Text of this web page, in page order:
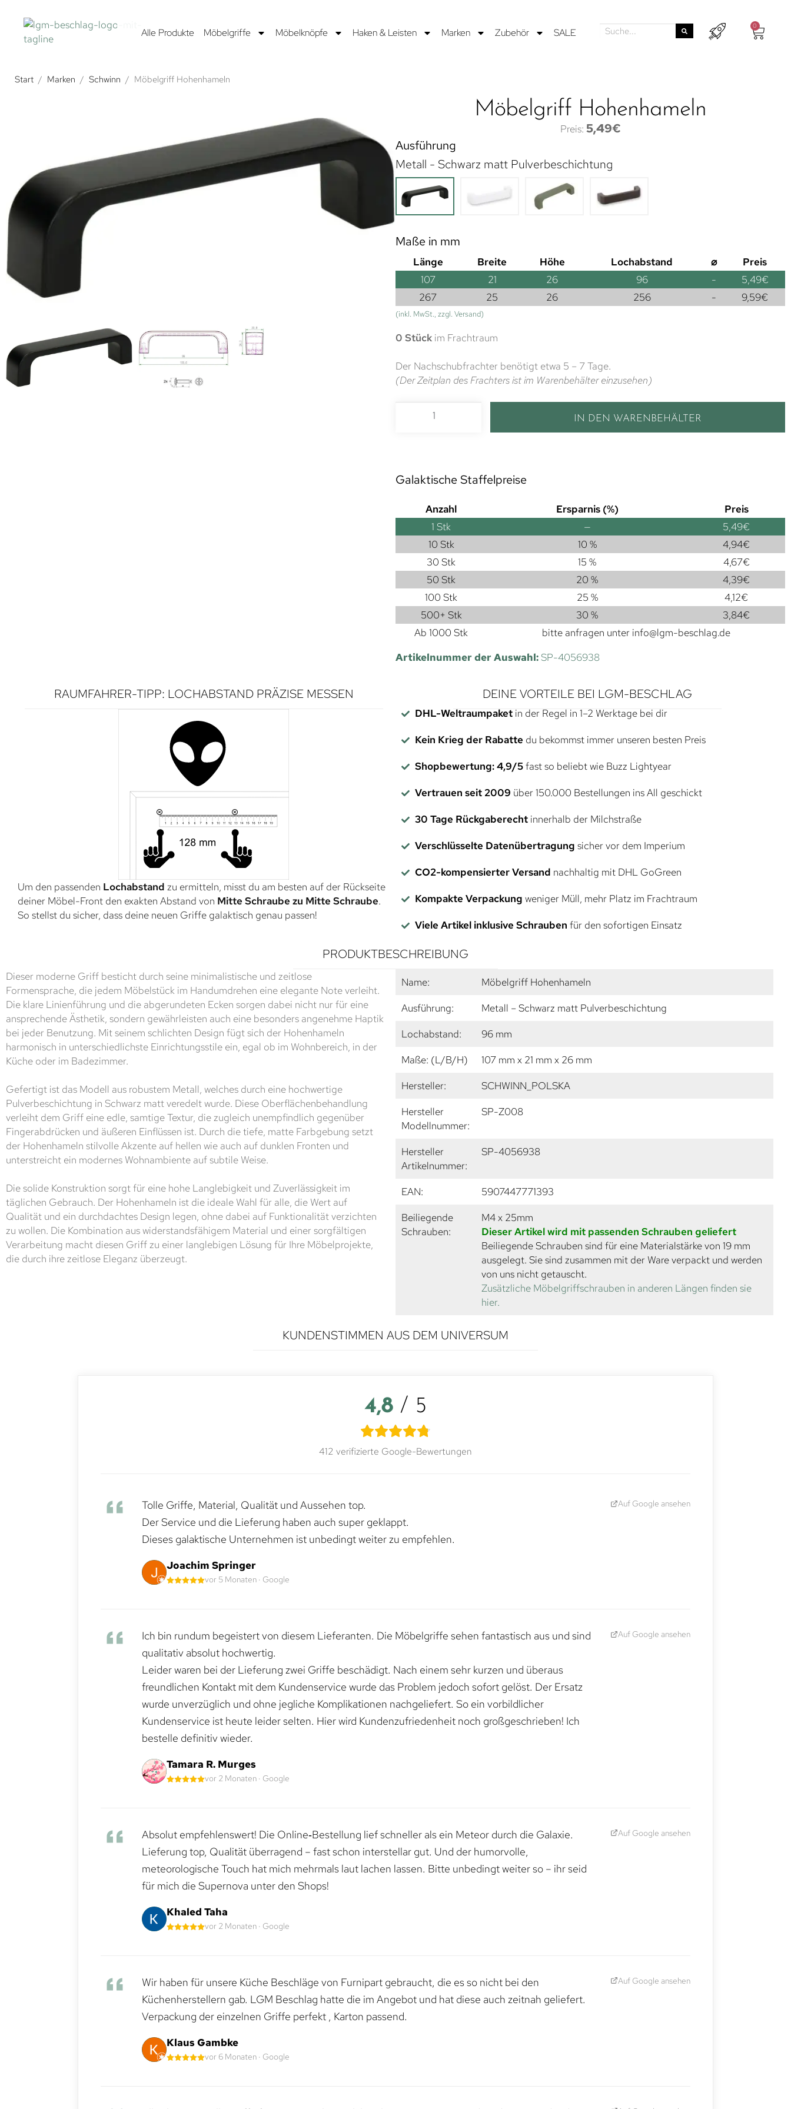
Alle Produkte Möbelgriffe Möbelknöpfe Haken & Leisten Marken Zubehör SALE
0
Start / Marken / Schwinn / Möbelgriff Hohenhameln
Möbelgriff Hohenhameln
5,49€
Ausführung
Metall - Schwarz matt Pulverbeschichtung
Maße in mm
Länge Breite Höhe Lochabstand ⌀
Preis
107
21 26 96 - 5,49€
267
25 26 256 - 9,59€
(inkl. MwSt., zzgl. Versand)
0 Stück im Frachtraum
Der Nachschubfrachter benötigt etwa 5 – 7 Tage.
(Der Zeitplan des Frachters ist im Warenbehälter einzusehen)
IN DEN WARENBEHÄLTER
Galaktische Staffelpreise
Anzahl Ersparnis (%)
Preis
1 Stk — 5,49€
10 Stk
10 % 4,94€
30 Stk
15 % 4,67€
50 Stk
20 % 4,39€
100 Stk
25 % 4,12€
500+ Stk
30 % 3,84€
Ab 1000 Stk
bitte anfragen unter info@lgm-beschlag.de
Artikelnummer der Auswahl:SP-4056938
RAUMFAHRER-TIPP: LOCHABSTAND PRÄZISE MESSEN
Um den passenden Lochabstand zu ermitteln, misst du am besten auf der Rückseite
deiner Möbel-Front den exakten Abstand von Mitte Schraube zu Mitte Schraube.
So stellst du sicher, dass deine neuen Griffe galaktisch genau passen!
DEINE VORTEILE BEI LGM-BESCHLAG
DHL-Weltraumpaketin der Regel in 1–2 Werktage bei dir
Kein Krieg der Rabatte du bekommst immer unseren besten Preis
Shopbewertung: 4,9/5fast so beliebt wie Buzz Lightyear
Vertrauen seit 2009 über 150.000 Bestellungen ins All geschickt
30 Tage Rückgaberechtinnerhalb der Milchstraße
Verschlüsselte Datenübertragung sicher vor dem Imperium
CO2-kompensierter Versand nachhaltig mit DHL GoGreen
Kompakte Verpackung weniger Müll, mehr Platz im Frachtraum
Viele Artikel inklusive Schrauben für den sofortigen Einsatz
PRODUKTBESCHREIBUNG
Dieser moderne Griff besticht durch seine minimalistische und zeitlose
Formensprache, die jedem Möbelstück im Handumdrehen eine elegante Note verleiht.
Die klare Linienführung und die abgerundeten Ecken sorgen dabei nicht nur für eine
ansprechende Ästhetik, sondern gewährleisten auch eine besonders angenehme Haptik
bei jeder Benutzung. Mit seinem schlichten Design fügt sich der Hohenhameln
harmonisch in unterschiedlichste Einrichtungsstile ein, egal ob im Wohnbereich, in der
Küche oder im Badezimmer.
Gefertigt ist das Modell aus robustem Metall, welches durch eine hochwertige
Pulverbeschichtung in Schwarz matt veredelt wurde. Diese Oberflächenbehandlung
verleiht dem Griff eine edle, samtige Textur, die zugleich unempfindlich gegenüber
Fingerabdrücken und äußeren Einflüssen ist. Durch die tiefe, matte Farbgebung setzt
der Hohenhameln stilvolle Akzente auf hellen wie auch auf dunklen Fronten und
unterstreicht ein modernes Wohnambiente auf subtile Weise.
Die solide Konstruktion sorgt für eine hohe Langlebigkeit und Zuverlässigkeit im
täglichen Gebrauch. Der Hohenhameln ist die ideale Wahl für alle, die Wert auf
Qualität und ein durchdachtes Design legen, ohne dabei auf Funktionalität verzichten
zu wollen. Die Kombination aus widerstandsfähigem Material und einer sorgfältigen
Verarbeitung macht diesen Griff zu einer langlebigen Lösung für Ihre Möbelprojekte,
die durch ihre zeitlose Eleganz überzeugt.
Name:
Möbelgriff Hohenhameln
Ausführung:
Metall – Schwarz matt Pulverbeschichtung
Lochabstand:
96 mm
Maße: (L/B/H)
107 mm x 21 mm x 26 mm
Hersteller:
SCHWINN_POLSKA
Hersteller
Modellnummer:
SP-Z008
Hersteller
Artikelnummer:
SP-4056938
EAN:
5907447771393
Beiliegende
Schrauben:
M4 x 25mm
Dieser Artikel wird mit passenden Schrauben geliefert
Beiliegende Schrauben sind für eine Materialstärke von 19 mm
ausgelegt. Sie sind zusammen mit der Ware verpackt und werden
von uns nicht getauscht.
Zusätzliche Möbelgriffschrauben in anderen Längen finden sie
hier.
KUNDENSTIMMEN AUS DEM UNIVERSUM
4,8 / 5
412 verifizierte Google-Bewertungen
Tolle Griffe, Material, Qualität und Aussehen top.
Der Service und die Lieferung haben auch super geklappt.
Dieses galaktische Unternehmen ist unbedingt weiter zu empfehlen.
Joachim Springer
vor 5 Monaten · Google
Auf Google ansehen
Ich bin rundum begeistert von diesem Lieferanten. Die Möbelgriffe sehen fantastisch aus und sind
qualitativ absolut hochwertig.
Leider waren bei der Lieferung zwei Griffe beschädigt. Nach einem sehr kurzen und überaus
freundlichen Kontakt mit dem Kundenservice wurde das Problem jedoch sofort gelöst. Der Ersatz
wurde unverzüglich und ohne jegliche Komplikationen nachgeliefert. So ein vorbildlicher
Kundenservice ist heute leider selten. Hier wird Kundenzufriedenheit noch großgeschrieben! Ich
bestelle definitiv wieder.
Tamara R. Murges
vor 2 Monaten · Google
Auf Google ansehen
Absolut empfehlenswert! Die Online‑Bestellung lief schneller als ein Meteor durch die Galaxie.
Lieferung top, Qualität überragend – fast schon interstellar gut. Und der humorvolle,
meteorologische Touch hat mich mehrmals laut lachen lassen. Bitte unbedingt weiter so – ihr seid
für mich die Supernova unter den Shops!
Khaled Taha
vor 2 Monaten · Google
Auf Google ansehen
Wir haben für unsere Küche Beschläge von Furnipart gebraucht, die es so nicht bei den
Küchenherstellern gab. LGM Beschlag hatte die im Angebot und hat diese auch zeitnah geliefert.
Verpackung der einzelnen Griffe perfekt , Karton passend.
Klaus Gambke
vor 6 Monaten · Google
Auf Google ansehen